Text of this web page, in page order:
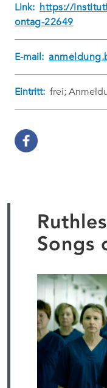
Link: https://
ontag-22649
E-mail:
Eintritt: frei;
Songs